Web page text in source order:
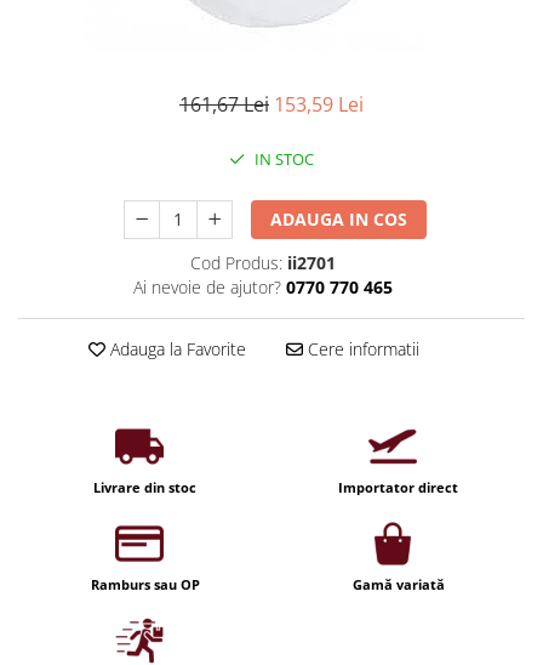
Becuri LED cu filament
Uncategorized
Aplica LED
Profil banda LED
Iluminat festiv
Sina Magnetica Slim LIMBO
161,67 Lei 153,59 Lei
IN STOC
ADAUGA IN COS
Cod Produs: ii2701
Ai nevoie de ajutor? 0770 770 465
Adauga la Favorite Cere informatii
Livrare din stoc Importator direct
Ramburs sau OP Gamă variată